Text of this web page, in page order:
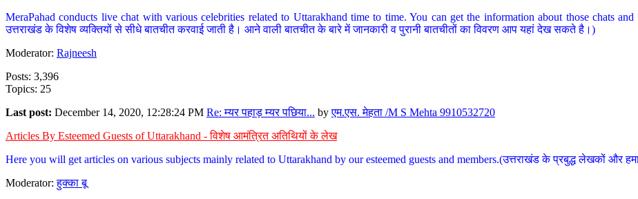
MeraPahad conducts live chat with various celebrities related to Uttarakhand time to time. You can get the information about those chats
उत्तराखंड के विशेष व्यक्तियों से सीधे बातचीत करवाई जाती है। आने वाली बातचीत के बारे में जानकारी व पुरानी बातचीतों का विवरण आप यहां देख सकते है।)
Moderator: Rajneesh
Posts: 3,396
Topics: 25
Last post: December 14, 2020, 12:28:24 PM Re: म्यर पहाड़ म्यर पछिया... byएम.एस. मेहता /M S Mehta 9910532720
Articles By Esteemed Guests of Uttarakhand - विशेष आमंत्रित अतिथियों के लेख
Here you will get articles on various subjects mainly related to Uttarakhand by our esteemed guests and members.(उत्तराखंड के प्रबुद्ध लेखकों और
Moderator:हुक्का बू